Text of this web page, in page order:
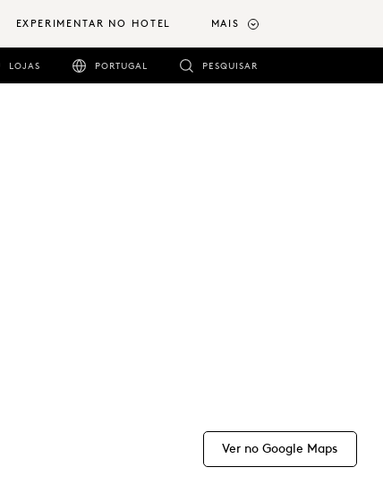
EXPERIMENTAR NO HOTEL MAIS
LOJAS PORTUGAL PESQUISAR
Ver no Google Maps